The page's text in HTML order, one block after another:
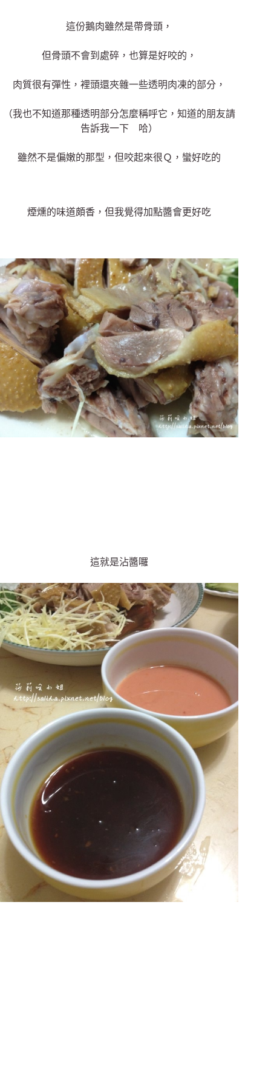
這份鵝肉雖然是帶骨頭，
但骨頭不會到處碎，也算是好咬的，
肉質很有彈性，裡頭還夾雜一些透明肉凍的部分，
（我也不知道那種透明部分怎麼稱呼它，知道的朋友請
告訴我一下 哈）
雖然不是偏嫩的那型，但咬起來很Ｑ，蠻好吃的
煙燻的味道頗香，但我覺得加點醬會更好吃
這就是沾醬囉